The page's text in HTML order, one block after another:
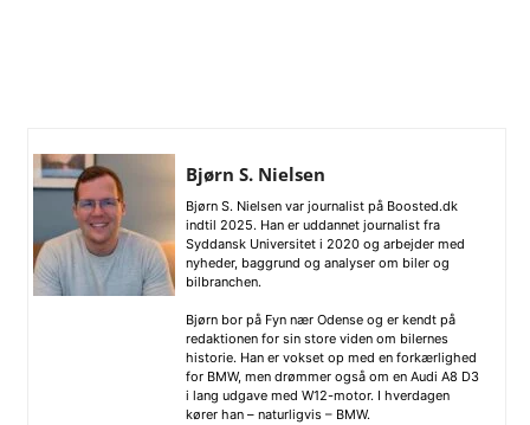
Bjørn S. Nielsen
Bjørn S. Nielsen var journalist på Boosted.dk
indtil 2025. Han er uddannet journalist fra
Syddansk Universitet i 2020 og arbejder med
nyheder, baggrund og analyser om biler og
bilbranchen.
Bjørn bor på Fyn nær Odense og er kendt på
redaktionen for sin store viden om bilernes
historie. Han er vokset op med en forkærlighed
for BMW, men drømmer også om en Audi A8 D3
i lang udgave med W12-motor. I hverdagen
kører han – naturligvis – BMW.